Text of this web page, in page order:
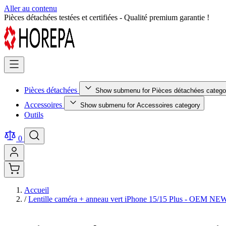
Aller au contenu
Retour facile sous 14 jours - Achetez en toute sérénité !
Pièces détachées Show submenu for Pièces détachées
Accessoires Show submenu for Accessoires category
Outils
0
Accueil
/ Lentille caméra + anneau vert iPhone 15/15 Plus - OEM